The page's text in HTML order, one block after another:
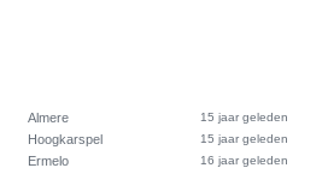
Almere 15 jaar geleden
Hoogkarspel 15 jaar geleden
Ermelo 16 jaar geleden